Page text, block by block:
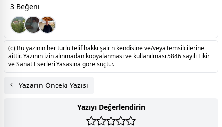
3 Beğeni
(c) Bu yazının her türlü telif hakkı şairin kendisine ve/veya temsilcilerine
aittir. Yazının izin alınmadan kopyalanması ve kullanılması 5846 sayılı Fikir
ve Sanat Eserleri Yasasına göre suçtur.
Yazarın Önceki Yazısı
Yazıyı Değerlendirin